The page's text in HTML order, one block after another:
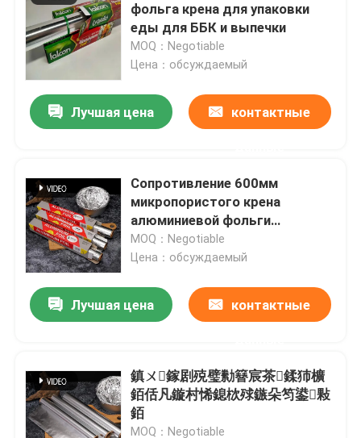
Продукция
О Компании
контроль качества
Отправить запрос
Катушка финиша мельницы алюминиевая
Катушка покрытая цветом алюминиевая
Холоднопрокатная алюминиевая катушка
фольга крена для упаковки
еды для ББК и выпечки
MOQ：Negotiable
Цена：обсуждаемый
Лучшая цена контактные
Сопротивление 600мм
микропористого крена
алюминиевой фольги
высокотемпературное
MOQ：Negotiable
Цена：обсуждаемый
Лучшая цена контактные
鎮ㄨ鎵剧殑璧勬簮宸茶鍒犻櫎
銆佸凡鏇村悕鎴栨殏鏃朵笉鍙敤
銆
MOQ：Negotiable